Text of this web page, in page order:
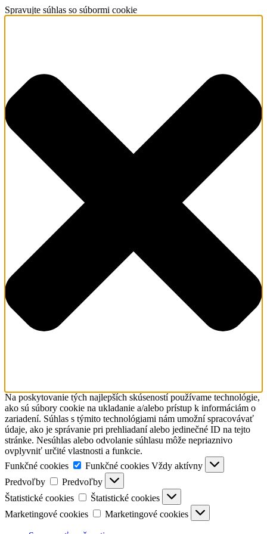
Spravujte súhlas so súbormi cookie
Na poskytovanie tých najlepších skúseností používame technológie,
ako sú súbory cookie na ukladanie a/alebo prístup k informáciám o
zariadení. Súhlas s týmito technológiami nám umožní spracovávať
údaje, ako je správanie pri prehliadaní alebo jedinečné ID na tejto
stránke. Nesúhlas alebo odvolanie súhlasu môže nepriaznivo
ovplyvniť určité vlastnosti a funkcie.
Funkčné cookies
Funkčné cookies Vždy aktívny
Predvoľby
Predvoľby
Štatistické cookies
Štatistické cookies
Marketingové cookies
Marketingové cookies